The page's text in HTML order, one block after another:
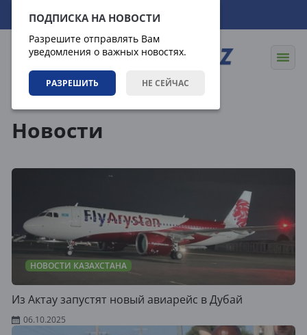
ПОДПИСКА НА НОВОСТИ
Разрешите отправлять Вам
уведомления о важных новостях.
РАЗРЕШИТЬ НЕ СЕЙЧАС
09.08.2026 19:45:01
Новости
НОВОСТИ КАЗАХСТАНА
Из Актау запустят новый авиарейс в Дубай
06.10.2025